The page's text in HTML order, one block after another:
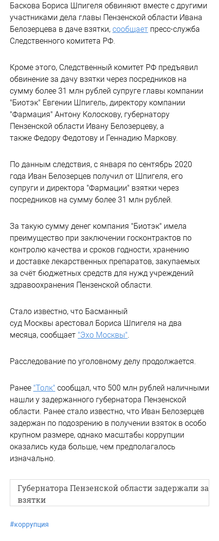
Баскова Бориса Шпигеля обвиняют вместе с другими
участниками дела главы Пензенской области Ивана
Белозерцева в даче взятки, сообщает пресс-служба
Следственного комитета РФ.
Кроме этого, Следственный комитет РФ предъявил
обвинение за дачу взятки через посредников на
сумму более 31 млн рублей супруге главы компании
"Биотэк" Евгении Шпигель, директору компании
"Фармация" Антону Колоскову, губернатору
Пензенской области Ивану Белозерцеву, а
также Федору Федотову и Геннадию Маркову.
По данным следствия, с января по сентябрь 2020
года Иван Белозерцев получил от Шпигеля, его
супруги и директора "Фармации" взятки через
посредников на сумму более 31 млн рублей.
За такую сумму денег компания "Биотэк" имела
преимущество при заключении госконтрактов по
контролю качества и сроков годности, хранению
и доставке лекарственных препаратов, закупаемых
за счёт бюджетных средств для нужд учреждений
здравоохранения Пензенской области.
Стало известно, что Басманный
суд Москвы арестовал Бориса Шпигеля на два
месяца, сообщает "Эхо Москвы".
Расследование по уголовному делу продолжается.
Ранее "Толк" сообщал, что 500 млн рублей наличными
нашли у задержанного губернатора Пензенской
области. Ранее стало известно, что Иван Белозерцев
задержан по подозрению в получении взяток в особо
крупном размере, однако масштабы коррупции
оказались куда больше, чем предполагалось
изначально.
Губернатора Пензенской области задержали за
взятки
#коррупция